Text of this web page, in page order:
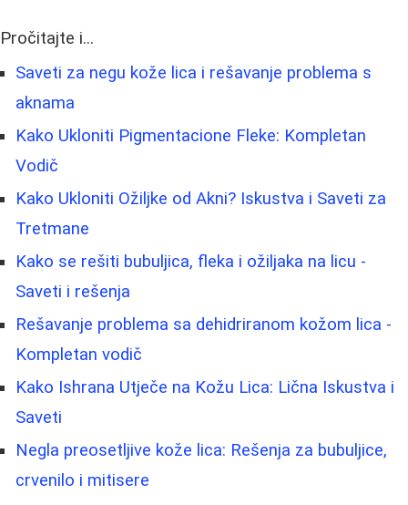
Pročitajte i...
Saveti za negu kože lica i rešavanje problema s
aknama
Kako Ukloniti Pigmentacione Fleke: Kompletan
Vodič
Kako Ukloniti Ožiljke od Akni? Iskustva i Saveti za
Tretmane
Kako se rešiti bubuljica, fleka i ožiljaka na licu -
Saveti i rešenja
Rešavanje problema sa dehidriranom kožom lica -
Kompletan vodič
Kako Ishrana Utječe na Kožu Lica: Lična Iskustva i
Saveti
Negla preosetljive kože lica: Rešenja za bubuljice,
crvenilo i mitisere